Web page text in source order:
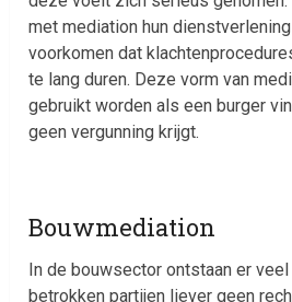
met mediation hun
voorkomen dat
te lang duren. Deze vorm van
gebruikt worden als een burger
geen vergunning krijgt.
Bouwmediation
In de bouwsector ontstaan er
betrokken partijen liever geen